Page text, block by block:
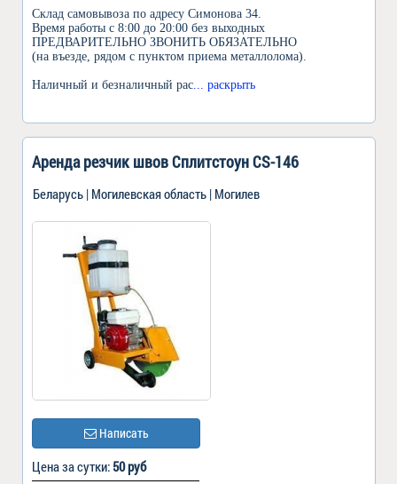
Склад самовывоза по адресу Симонова 34.
Время работы с 8:00 до 20:00 без выходных
ПРЕДВАРИТЕЛЬНО ЗВОНИТЬ ОБЯЗАТЕЛЬНО
(на въезде, рядом с пунктом приема металлолома).
Наличный и безналичный рас ... раскрыть
Аренда резчик швов Сплитстоун CS-146
Беларусь | Могилевская область | Могилев
Написать
Цена за сутки: 50 руб